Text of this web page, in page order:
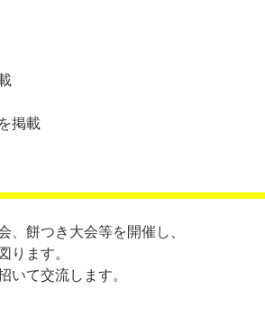
掲載
、餅つき大会等を開催し、
ます。
いて交流します。